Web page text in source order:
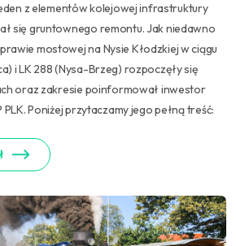
z elementów kolejowej infrastruktury
się gruntownego remontu. Jak niedawno
mostowej na Nysie Kłodzkiej w ciągu
i LK 288 (Nysa-Brzeg) rozpoczęły się
oraz zakresie poinformował inwestor
PLK. Poniżej przytaczamy jego pełną treść: